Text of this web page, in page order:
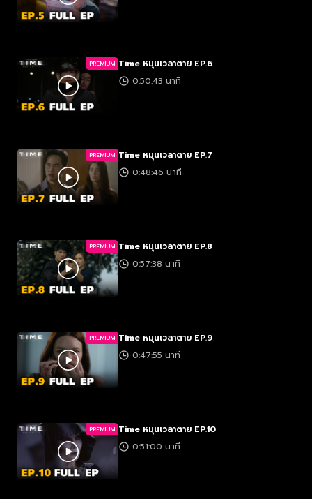
PREMIUM Time หมุนเวลาตาย EP.6
0:50:43 นาที
PREMIUM Time หมุนเวลาตาย EP.7
0:48:46 นาที
PREMIUM Time หมุนเวลาตาย EP.8
0:57:38 นาที
PREMIUM Time หมุนเวลาตาย EP.9
0:47:55 นาที
PREMIUM Time หมุนเวลาตาย EP.10
0:51:00 นาที